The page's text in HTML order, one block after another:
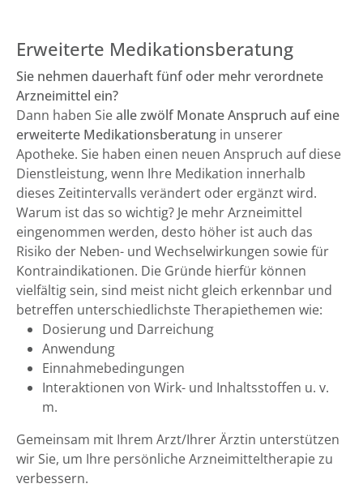
Erweiterte Medikationsberatung
Sie nehmen dauerhaft fünf oder mehr verordnete
Arzneimittel ein?
Dann haben Siealle zwölf Monate Anspruch auf eine
erweiterte Medikationsberatung in unserer
Apotheke. Sie haben einen neuen Anspruch auf diese
Dienstleistung, wenn Ihre Medikation innerhalb
dieses Zeitintervalls verändert oder ergänzt wird.
Warum ist das so wichtig? Je mehr Arzneimittel
eingenommen werden, desto höher ist auch das
Risiko der Neben- und Wechselwirkungen sowie für
Kontraindikationen. Die Gründe hierfür können
vielfältig sein, sind meist nicht gleich erkennbar und
betreffen unterschiedlichste Therapiethemen wie:
Dosierung und Darreichung
Anwendung
Einnahmebedingungen
Interaktionen von Wirk- und Inhaltsstoffen u. v.
m.
Gemeinsam mit Ihrem Arzt/Ihrer Ärztin unterstützen
wir Sie, um Ihre persönliche Arzneimitteltherapie zu
verbessern.